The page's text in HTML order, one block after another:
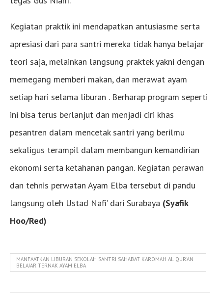
Kegiatan praktik ini mendapatkan antusiasme serta
apresiasi dari para santri mereka tidak hanya belajar
teori saja, melainkan langsung praktek yakni dengan
memegang memberi makan, dan merawat ayam
setiap hari selama liburan . Berharap program seperti
ini bisa terus berlanjut dan menjadi ciri khas
pesantren dalam mencetak santri yang berilmu
sekaligus terampil dalam membangun kemandirian
ekonomi serta ketahanan pangan. Kegiatan perawan
dan tehnis perwatan Ayam Elba tersebut di pandu
langsung oleh Ustad Nafi’ dari Surabaya (Syafik
Hoo/Red)
MANFAATKAN LIBURAN SEKOLAH SANTRI SAHABAT KAROMAH AL QUR'AN
BELAJAR TERNAK AYAM ELBA